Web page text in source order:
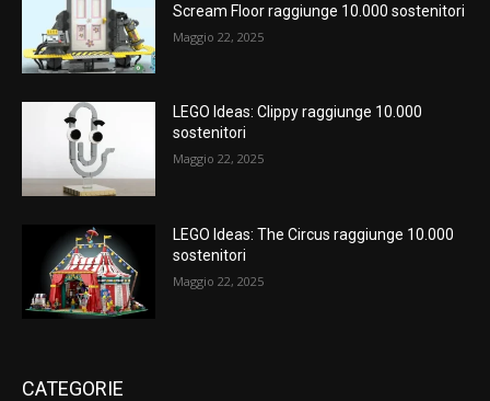
Scream Floor raggiunge 10.000 sostenitori
Maggio 22, 2025
LEGO Ideas: Clippy raggiunge 10.000
sostenitori
Maggio 22, 2025
LEGO Ideas: The Circus raggiunge 10.000
sostenitori
Maggio 22, 2025
CATEGORIE